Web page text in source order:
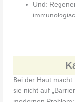
Und:
Bei der Haut
sie nicht auf